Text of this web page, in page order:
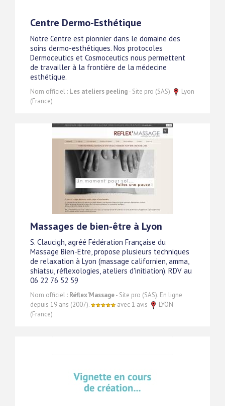
Centre Dermo-Esthétique
Notre Centre est pionnier dans le domaine des
soins dermo-esthétiques. Nos protocoles
Dermoceutics et Cosmoceutics nous permettent
de travailler à la frontière de la médecine
esthétique.
Nom officiel : Les ateliers peeling- Site pro (SAS)
Lyon
(France)
Massages de bien-être à Lyon
S. Claucigh, agréé Fédération Française du
Massage Bien-Etre, propose plusieurs techniques
de relaxation à Lyon (massage californien, amma,
shiatsu, réflexologies, ateliers d'initiation). RDV au
06 22 76 52 59
Nom officiel : Réflex'Massage- Site pro (SAS). En ligne
depuis 19 ans (2007).
avec 1 avis
LYON
(France)